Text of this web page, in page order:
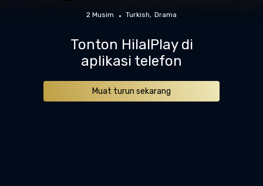
2 Musim Turkish Drama
Tonton HilalPlay di
aplikasi telefon
Muat turun sekarang